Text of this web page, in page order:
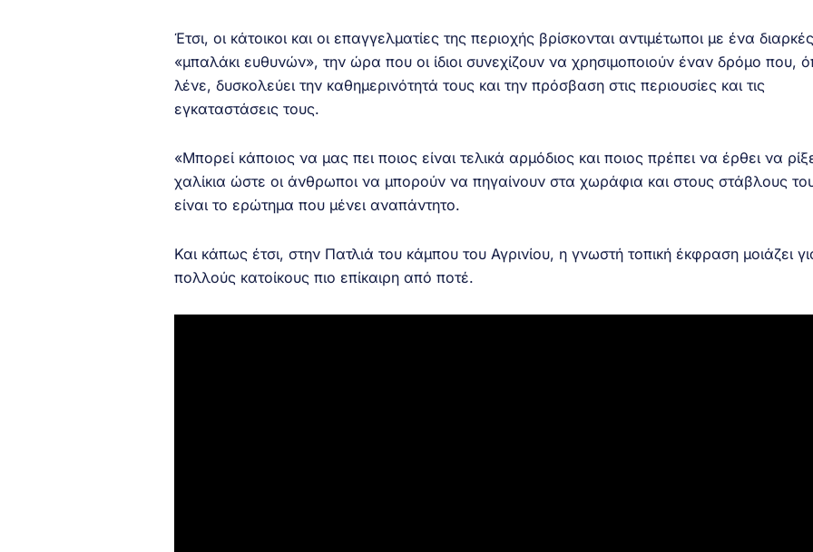
Έτσι, οι κάτοικοι και οι επαγγελματίες της περιοχής βρίσκονται αντιμέτωποι με ένα διαρκές
«μπαλάκι ευθυνών», την ώρα που οι ίδιοι συνεχίζουν να χρησιμοποιούν έναν δρόμο που,
λένε, δυσκολεύει την καθημερινότητά τους και την πρόσβαση στις περιουσίες και τις
εγκαταστάσεις τους.
«Μπορεί κάποιος να μας πει ποιος είναι τελικά αρμόδιος και ποιος πρέπει να έρθει να
χαλίκια ώστε οι άνθρωποι να μπορούν να πηγαίνουν στα χωράφια και στους στάβλους
είναι το ερώτημα που μένει αναπάντητο.
Και κάπως έτσι, στην Πατλιά του κάμπου του Αγρινίου, η γνωστή τοπική έκφραση μοιάζει
πολλούς κατοίκους πιο επίκαιρη από ποτέ.